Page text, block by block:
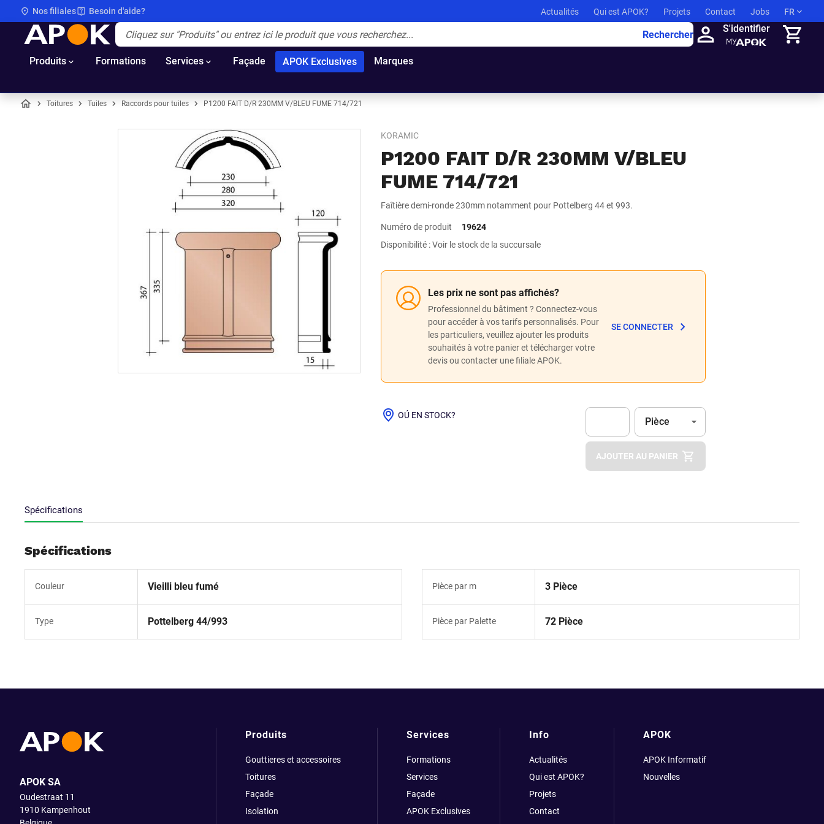
Nos filiales Besoin d'aide? Actualités Qui est APOK? Projets Contact Jobs FR
APOK Rechercher
S'identifier
Produits Formations Services Façade APOK Exclusives Marques
Toitures Tuiles Raccords pour tuiles P1200 FAIT D/R 230MM V/BLEU FUME 714/721
KORAMIC
P1200 FAIT D/R 230MM V/BLEU
FUME 714/721
Faîtière demi-ronde 230mm notamment pour Pottelberg 44 et 993.
Numéro de produit
19624
Disponibilité : Voir le stock de la succursale
Les prix ne sont pas affichés?
Professionnel du bâtiment ? Connectez-vous
pour accéder à vos tarifs personnalisés. Pour
les particuliers, veuillez ajouter les produits
souhaités à votre panier et télécharger votre
devis ou contacter une filiale APOK.
SE CONNECTER
OÚ EN STOCK?
Apok.Product.Detail.AddToCart.Quantity
Unité
Pièce
AJOUTER AU PANIER
Spécifications
Spécifications
Couleur Vieilli bleu fumé
Type Pottelberg 44/993
Pièce par m 3 Pièce
Pièce par Palette 72 Pièce
APOK SA
Oudestraat 11
1910 Kampenhout
Produits
Gouttieres et accessoires
Toitures
Façade
Isolation
Services
Formations
Services
Façade
APOK Exclusives
Info
Actualités
Qui est APOK?
Projets
Contact
APOK
APOK Informatif
Nouvelles